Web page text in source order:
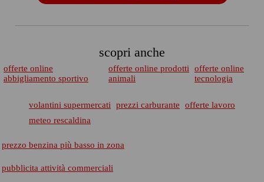
scopri anche
offerte online
abbigliamento sportivo
offerte online prodotti
animali
offerte online
tecnologia
volantini supermercati prezzi carburante
offerte lavoro
meteo rescaldina
prezzo benzina più basso in zona
pubblicita attività commerciali